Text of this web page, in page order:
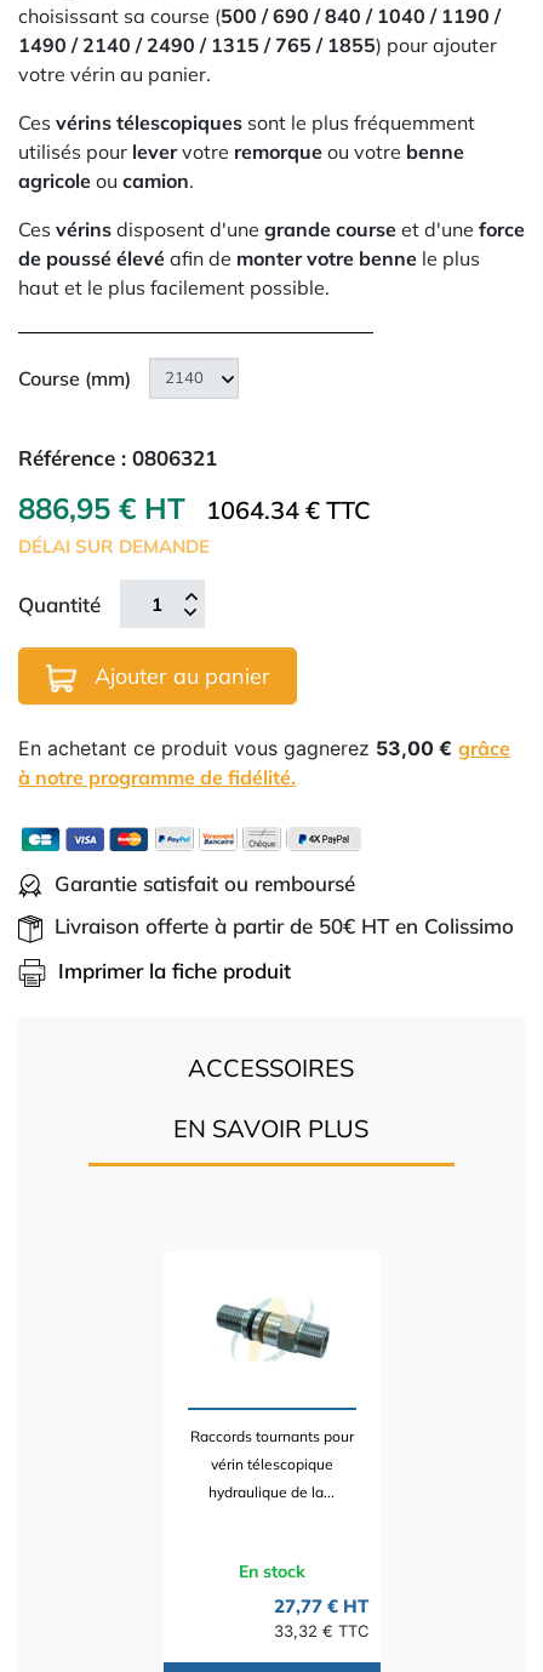
choisissant sa course (500 / 690 / 840 / 1040 / 1190 /
1490 / 2140 / 2490 / 1315 / 765 / 1855) pour ajouter
votre vérin au panier.
Ces vérins télescopiques sont le plus fréquemment
utilisés pour levervotre remorque ou votre benne
agricole ou camion.
Ces vérins disposent d'une grande course et d'une force
de poussé élevé afin de monter votre benne le plus
haut et le plus facilement possible.
Course (mm)
Référence : 0806321
886,95 € HT 1064.34 € TTC
DÉLAI SUR DEMANDE
Quantité
Ajouter au panier
En achetant ce produit vous gagnerez 53,00 € grâce
à notre programme de fidélité.
Garantie satisfait ou remboursé
Livraison offerte à partir de 50€ HT en Colissimo
Imprimer la fiche produit
ACCESSOIRES
EN SAVOIR PLUS
Raccords tournants pour
vérin télescopique
hydraulique de la...
En stock
27,77 € HT
33,32 € TTC